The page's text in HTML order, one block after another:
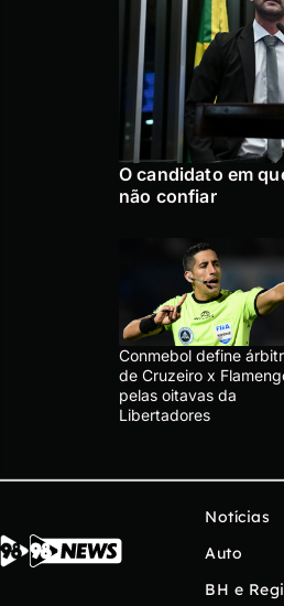
O candidato em
não confiar
Conmebol define
de Cruzeiro x
pelas oitavas da
Libertadores
Notícias
Auto
BH e